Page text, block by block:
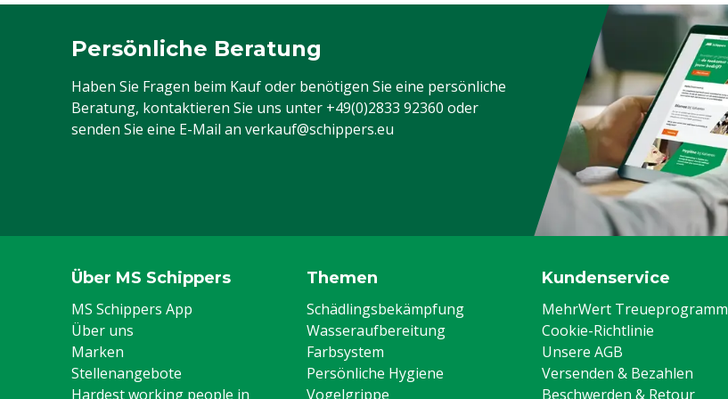
Persönliche Beratung
Haben Sie Fragen beim Kauf oder benötigen Sie eine persönliche
Beratung, kontaktieren Sie uns unter +49(0)2833 92360 oder
senden Sie eine E-Mail an verkauf@schippers.eu
Über MS Schippers
MS Schippers App
Über uns
Marken
Stellenangebote
Hardest working people in
Themen
Schädlingsbekämpfung
Wasseraufbereitung
Farbsystem
Persönliche Hygiene
Vogelgrippe
Kundenservice
MehrWert Treueprogramm
Cookie-Richtlinie
Unsere AGB
Versenden & Bezahlen
Beschwerden & Retour